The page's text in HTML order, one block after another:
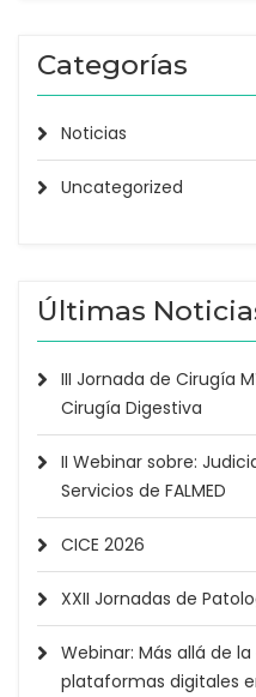
Categorías
Noticias
Uncategorized
Últimas
III Jornada de Cirugía
Cirugía Digestiva
II Webinar sobre:
Servicios de FALMED
CICE 2026
XXII Jornadas de
Webinar: Más allá de
plataformas digitales